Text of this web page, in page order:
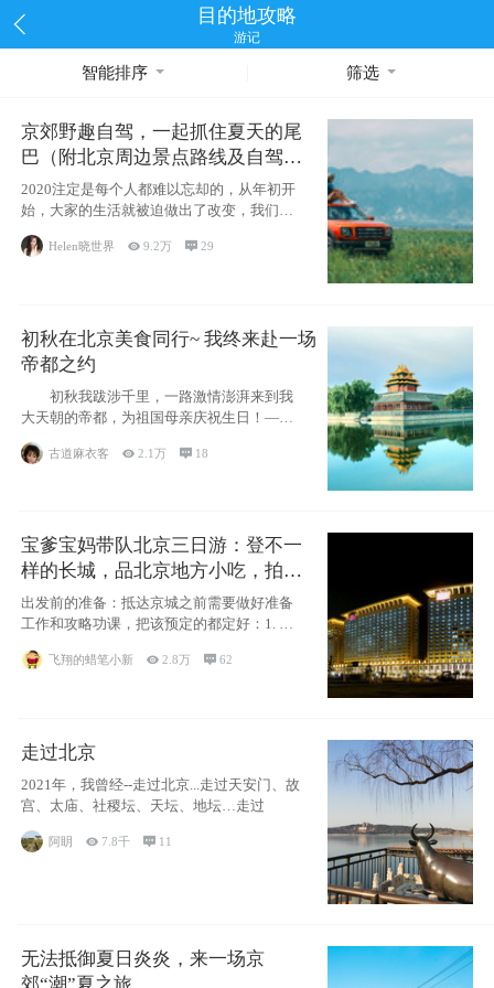
目的地攻略
游记
智能排序 筛选
京郊野趣自驾，一起抓住夏天的尾
巴（附北京周边景点路线及自驾攻
略）
2020注定是每个人都难以忘却的，从年初开
始，大家的生活就被迫做出了改变，我们也
不例外。本来双双辞职是为
Helen晓世界 9.2万 29
初秋在北京美食同行~ 我终来赴一场
帝都之约
初秋我跋涉千里，一路激情澎湃来到我
大天朝的帝都，为祖国母亲庆祝生日！——
古道麻衣客 2.1万  18
宝爹宝妈带队北京三日游：登不一
样的长城，品北京地方小吃，拍盘
古七星夜景！
出发前的准备：抵达京城之前需要做好准备
工作和攻略功课，把该预定的都定好：1. 酒
飞翔的蜡笔小新 2.8万 62
走过北京
2021年，我曾经--走过北京...走过天安门、故
宫、太庙、社稷坛、天坛、地坛…走过
阿眀 7.8千  11
无法抵御夏日炎炎，来一场京